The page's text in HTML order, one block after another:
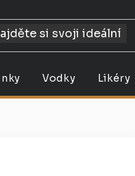
Vodky Likéry